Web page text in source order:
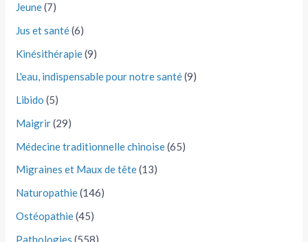
Jeune(7)
Jus et santé(6)
Kinésithérapie(9)
L'eau, indispensable pour notre santé(9)
Libido (5)
Maigrir(29)
Médecine traditionnelle chinoise(65)
Migraines et Maux de tête(13)
Naturopathie(146)
Ostéopathie(45)
Pathologies (558)